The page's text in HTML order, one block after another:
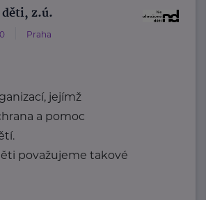
z.ú.
Praha
jejímž
a pomoc
považujeme takové